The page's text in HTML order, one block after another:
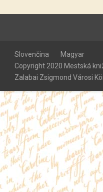
Slovenčina
Magyar
Copyright 2020 Mestská
Zalabai Zsigmond Városi